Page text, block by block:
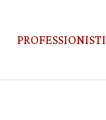
PROFESSIONISTI